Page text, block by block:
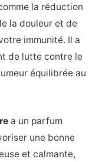
la réduction
la douleur et de
immunité. Il a
de lutte contre le
équilibrée au
a un parfum
une bonne
et calmante,